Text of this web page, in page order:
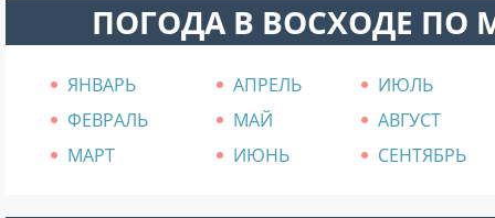
ПОГОДА В ВОСХОДЕ ПО
ЯНВАРЬ АПРЕЛЬ
ИЮЛЬ
ФЕВРАЛЬ
МАЙ
АВГУСТ
МАРТ
ИЮНЬ СЕНТЯБРЬ